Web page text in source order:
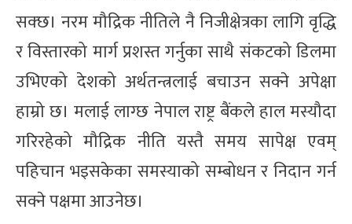
सक्छ। नरम मौद्रिक नीतिले नै निजीक्षेत्रका लागि वृद्धि
र विस्तारको मार्ग प्रशस्त गर्नुका साथै संकटको डिलमा
उभिएको देशको अर्थतन्त्रलाई बचाउन सक्ने अपेक्षा
हाम्रो छ। मलाई लाग्छ नेपाल राष्ट्र बैंकले हाल मस्यौदा
गरिरहेको मौद्रिक नीति यस्तै समय सापेक्ष एवम्
पहिचान भइसकेका समस्याको सम्बोधन र निदान गर्न
सक्ने पक्षमा आउनेछ।